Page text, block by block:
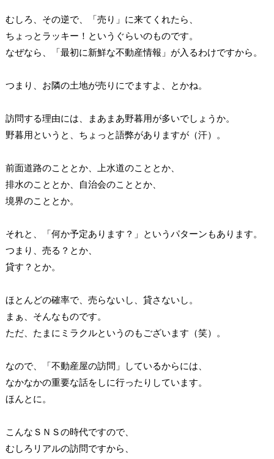
むしろ、その逆で、「売り」に来てくれたら、
ちょっとラッキー！というぐらいのものです。
なぜなら、「最初に新鮮な不動産情報」が入るわけですから。
つまり、お隣の土地が売りにでますよ、とかね。
訪問する理由には、まあまあ野暮用が多いでしょうか。
野暮用というと、ちょっと語弊がありますが（汗）。
前面道路のこととか、上水道のこととか、
排水のこととか、自治会のこととか、
境界のこととか。
それと、「何か予定あります？」というパターンもあります。
つまり、売る？とか、
貸す？とか。
ほとんどの確率で、売らないし、貸さないし。
まぁ、そんなものです。
ただ、たまにミラクルというのもございます（笑）。
なので、「不動産屋の訪問」しているからには、
なかなかの重要な話をしに行ったりしています。
ほんとに。
こんなＳＮＳの時代ですので、
むしろリアルの訪問ですから、